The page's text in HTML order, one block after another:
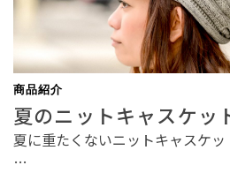
商品紹介
夏のニットキャスケッ
夏に重たくないニットキャスケ
…